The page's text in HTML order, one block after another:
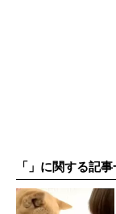
「」に関する記